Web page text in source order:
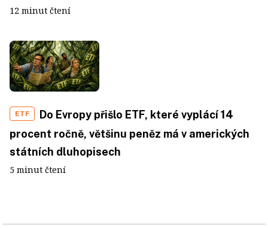
12 minut čtení
ETF
Do Evropy přišlo ETF, které vyplácí 14
procent ročně, většinu peněz má v amerických
státních dluhopisech
5 minut čtení